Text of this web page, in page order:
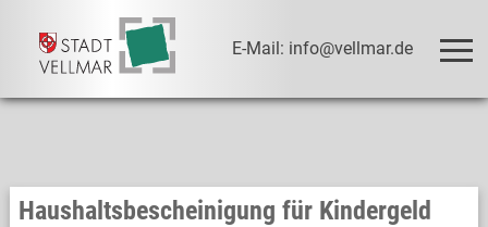
E-Mail: info@vellmar.de
Haushaltsbescheinigung für Kindergeld